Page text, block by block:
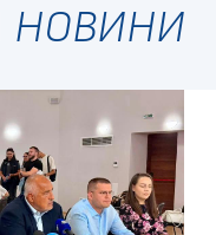
НОВИНИ